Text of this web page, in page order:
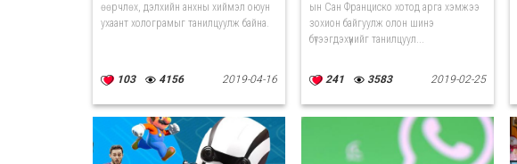
өөрчлөх, дэлхийн анхны хиймэл оюун
ухаант холограмыг танилцуулж байна.
103 4156 2019-04-16
ын Сан Франциско хотод арга хэмжээ
зохион байгуулж олон шинэ
бүтээгдэхүүнийг танилцуул...
241 3583 2019-02-25